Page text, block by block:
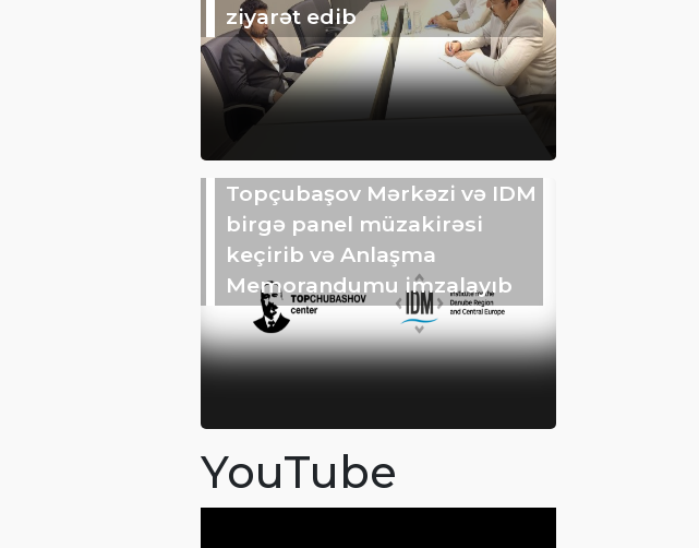
ziyarət edib
Topçubaşov Mərkəzi və IDM
birgə panel müzakirəsi
keçirib və Anlaşma
Memorandumu imzalayıb
YouTube